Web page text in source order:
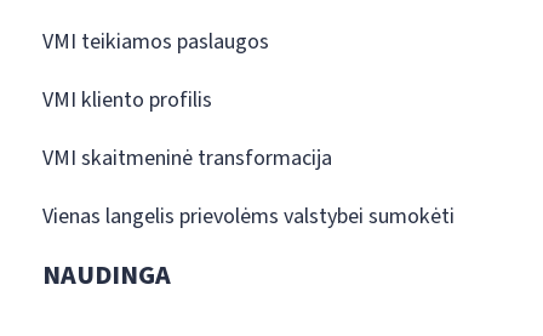
VMI teikiamos paslaugos
VMI kliento profilis
VMI skaitmeninė transformacija
Vienas langelis prievolėms valstybei sumokėti
NAUDINGA